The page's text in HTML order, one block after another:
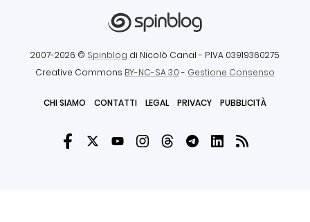
2007-2026 © Spinblog di Nicolò Canal - P.IVA 03919360275
Creative Commons BY-NC-SA 3.0- Gestione Consenso
CHI SIAMO CONTATTI LEGAL PRIVACY PUBBLICITÀ